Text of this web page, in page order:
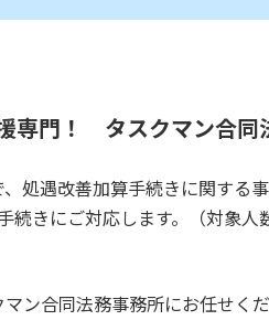
専門！ タスクマン合同
処遇改善加算手続きに関する
きにご対応します。（対象人
ン合同法務事務所にお任せくだ